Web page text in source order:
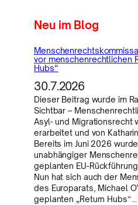
Neu im Blog
vor menschenrechtlichen
Hubs“
30.7.2026
Dieser Beitrag wurde im
Sichtbar –
Asyl- und Migrationsrecht
erarbeitet und von
Bereits im Juni 2026
unabhängiger
geplanten EU-
Nun hat sich auch der
des Europarats, Michael
geplanten „Return Hubs“…